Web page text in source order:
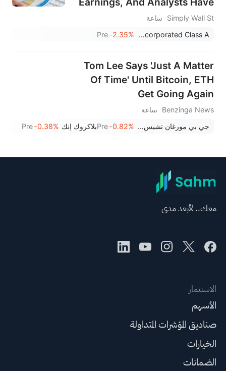
Been Reviewing Their
Forecasts
Simply Wall St
ساعة
Hamilton Lane Incorporated Class A
-2.35%
Pre
Tom Lee Says 'Just A Matter
Of Time' Until Bitcoin, ETH
Get Going Again
Benzinga News
ساعة
جي بي مورغان تشيس وشركاه -0.82%
Preبلاكروك إنك -0.38%
Pre
معك.. لأبعد مدى
الاستثمار
الأسهم
صناديق المؤشرات المتداولة
الخيارات
الضمانات